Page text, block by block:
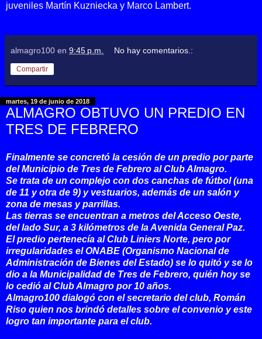
juveniles Martín Kuzniecka y Marco Lambert.
almagro100 en 9:45 p.m. No hay comentarios.:
Compartir
martes, 19 de junio de 2018
ALMAGRO OBTUVO UN PREDIO EN
TRES DE FEBRERO
Finalmente se concretó la cesión de un predio por parte
del Municipio de Tres de Febrero al Club Almagro.
Se trata de un complejo con dos canchas de fútbol (una
de 11 y otra de 9) y vestuarios, además de un salón y
zona de mesas y parrillas.
Las tierras se encuentran a metros del Acceso Oeste,
del lado Sur, a 3 kilómetros de la Avenida General Paz.
El predio pertenecía al Club Liniers Norte, pero por
irregularidades el ONABE (Organismo Nacional de
Administración de Bienes del Estado) se lo quitó yse lo
dio a la Municipalidad de Tres de Febrero, quién hoy se
lo cedió al Club Almagro por 10 años.
Almagro100 dialogó con el secretario del club, Román
Riso quien nos brindó detalles sobre el convenio y este
logro tan importante para el club.